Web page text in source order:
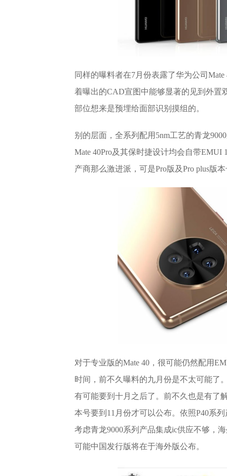
同样的曝料者在7月份表露了华为公司
着曝出的CAD宣图中能够显著的见到外置
部位想来是预埋给面部识别摸组的。
别的层面，全系列配用5nm工艺的青龙
Mate 40Pro及其保时捷设计均会自带
产商那么激进派，可是Pro版及Pro plus版
对于专业版的Mate 40，很可能仍然配用
时间，前不久曝料的九月份是不太可能了
有可能要到十月之后了。前不久也是有了
本号要到11月份才可以公布。依照P40系
考虑青龙9000系列产品集成ic供应不够，
可能中国发行版将在于海外版公布。